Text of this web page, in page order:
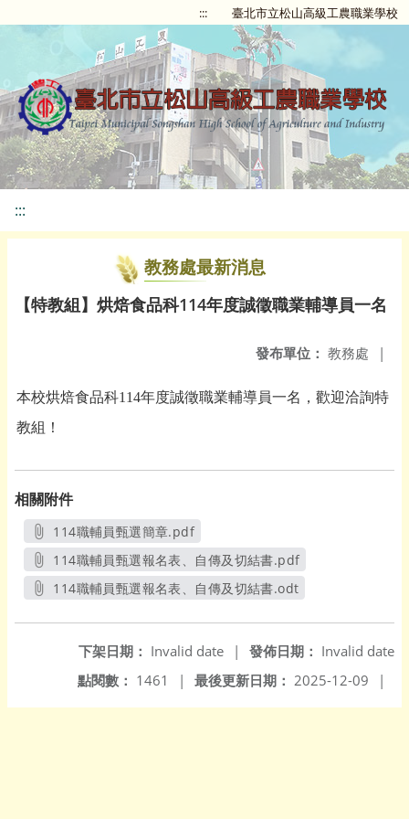
::: 臺北市立松山高級工農職業學校
:::
教務處最新消息
【特教組】烘焙食品科114年度誠徵職業輔導員一名
發布單位： 教務處 |
本校烘焙食品科114年度誠徵職業輔導員一名，歡迎洽詢特
教組！
相關附件
114職輔員甄選簡章.pdf
另開新視窗
114職輔員甄選報名表、自傳及切結書.pdf
另開新視窗
114職輔員甄選報名表、自傳及切結書.odt
發佈日期： Invalid date
下架日期： Invalid date
|
最後更新日期： 2025-12-09 |
點閱數： 1461 |